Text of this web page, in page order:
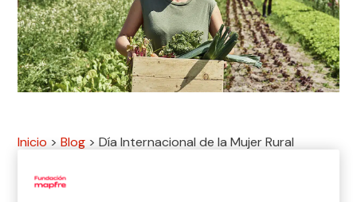
Inicio >Blog >Día Internacional de la Mujer Rural